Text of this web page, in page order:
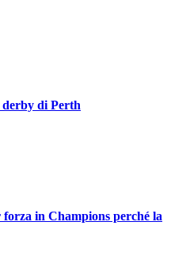
di Perth
in Champions perché la